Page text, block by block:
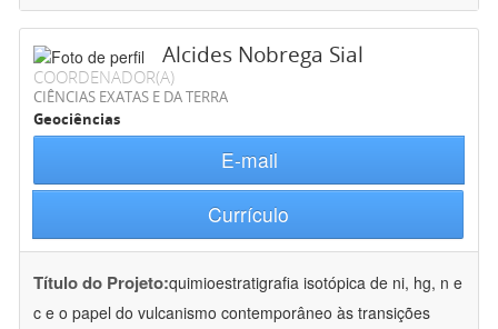
Alcides Nobrega Sial
COORDENADOR(A)
CIÊNCIAS EXATAS E DA TERRA
Geociências
E-mail
Currículo
Título do Projeto:quimioestratigrafia isotópica de ni, hg, n e
c e o papel do vulcanismo contemporâneo às transições